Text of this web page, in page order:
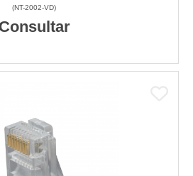
(NT-2002-VD)
Consultar